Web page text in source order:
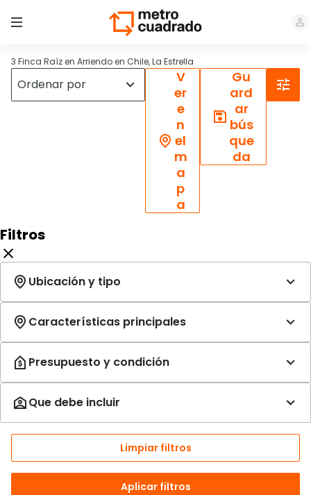
3 Finca Raíz en Arriendo en Chile, La Estrella
V
er
e
n
el
m
a
p
a
Gu
ard
ar
bús
que
da
Filtros
Limpiar filtros
Aplicar filtros